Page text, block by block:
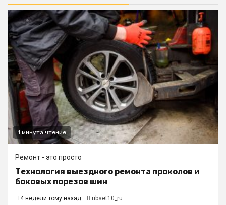
1 минута чтение
Ремонт - это просто
Технология выездного ремонта проколов и
боковых порезов шин
4 недели тому назад ribset10_ru